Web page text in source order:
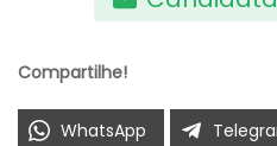
Compartilhe!
WhatsApp